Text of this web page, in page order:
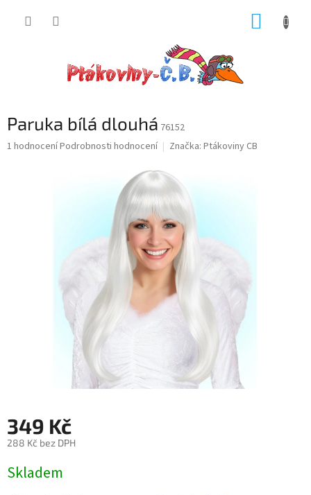
Paruka bílá dlouhá 76152
Průměrné
1 hodnoceníPodrobnosti hodnocení Značka: Ptákoviny CB
349 Kč
288 Kč bez DPH
cena:
Skladem